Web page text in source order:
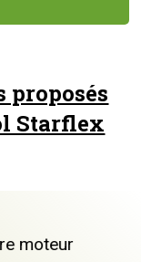
proposés
Starflex
moteur